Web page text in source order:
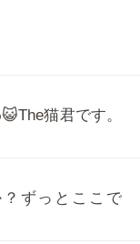
猫君です。
ずっとここで